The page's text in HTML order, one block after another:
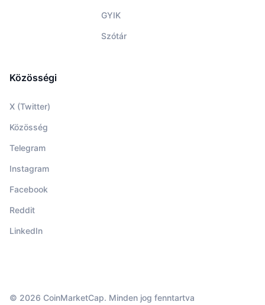
GYIK
Szótár
Közösségi
X (Twitter)
Közösség
Telegram
Instagram
Facebook
Reddit
LinkedIn
© 2026 CoinMarketCap. Minden jog fenntartva